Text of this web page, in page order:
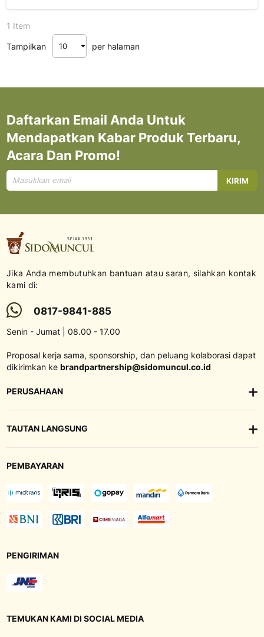
1 Item
Tampilkan per halaman
Daftarkan Email Anda Untuk
Mendapatkan Kabar Produk Terbaru,
Acara Dan Promo!
Mendaftar
untuk
KIRIM
Jika Anda membutuhkan bantuan atau saran, silahkan kontak
kami di:
0817-9841-885
Senin - Jumat | 08.00 - 17.00
Proposal kerja sama, sponsorship, dan peluang kolaborasi dapat
dikirimkan ke brandpartnership@sidomuncul.co.id
PERUSAHAAN
TAUTAN LANGSUNG
PEMBAYARAN
PENGIRIMAN
TEMUKAN KAMI DI SOCIAL MEDIA